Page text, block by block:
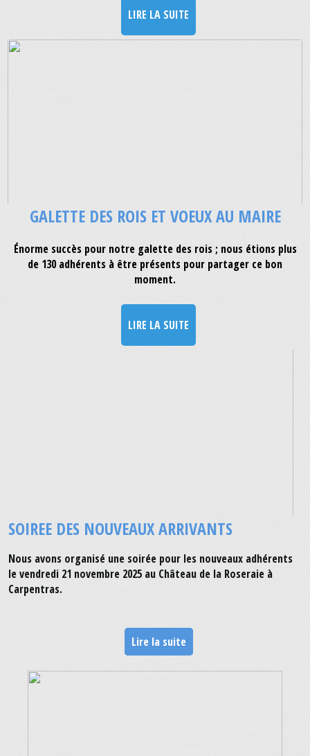
LIRE LA SUITE
GALETTE DES ROIS ET VOEUX AU MAIRE
Énorme succès pour notre galette des rois ; nous étions plus
de 130 adhérents à être présents pour partager ce bon
moment.
LIRE LA SUITE
SOIREE DES NOUVEAUX ARRIVANTS
Nous avons organisé une soirée pour les nouveaux adhérents
le vendredi 21 novembre 2025 au Château de la Roseraie à
Carpentras.
Lire la suite